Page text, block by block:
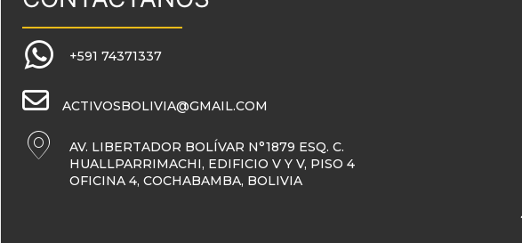
+591 74371337
ACTIVOSBOLIVIA@GMAIL.COM
AV. LIBERTADOR BOLÍVAR N°1879 ESQ. C.
HUALLPARRIMACHI, EDIFICIO V Y V, PISO 4
OFICINA 4, COCHABAMBA, BOLIVIA